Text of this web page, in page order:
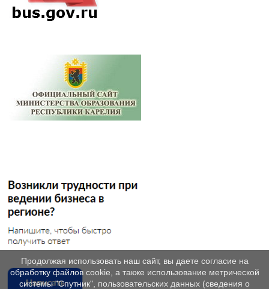
Продолжая использовать наш сайт, вы даете согласие на
обработку файлов cookie, а также использование метрической
системы "Спутник", пользовательских данных (сведения о